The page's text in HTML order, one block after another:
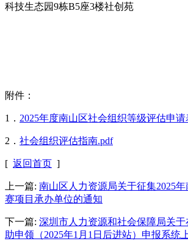
科技生态园9栋B5座3楼社创苑
附件：
1． 2025年度南山区社会组织等级评估申请
2． 社会组织评估指南.pdf
[ 返回首页 ]
上一篇: 南山区人力资源局关于征集2025
赛项目承办单位的通知
下一篇: 深圳市人力资源和社会保障局关
助申领（2025年1月1日后进站）申报系统